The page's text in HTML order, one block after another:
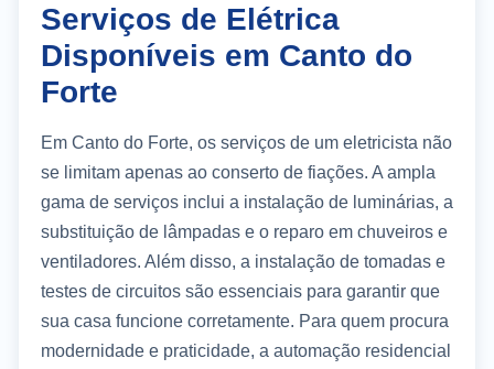
Serviços de Elétrica
Disponíveis em Canto do
Forte
Em Canto do Forte, os serviços de um eletricista não
se limitam apenas ao conserto de fiações. A ampla
gama de serviços inclui a instalação de luminárias, a
substituição de lâmpadas e o reparo em chuveiros e
ventiladores. Além disso, a instalação de tomadas e
testes de circuitos são essenciais para garantir que
sua casa funcione corretamente. Para quem procura
modernidade e praticidade, a automação residencial